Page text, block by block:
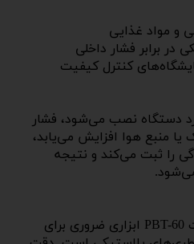
و مواد غذایی
برابر فشار داخلی
کنترل کیفیت
دستگاه نصب می‌شود، فشار
منبع هوا افزایش می‌یابد،
را ثبت می‌کند و نتیجه
دستگاه تست ترکیدگی بطری پت PBT-60 ابزاری ضروری برای